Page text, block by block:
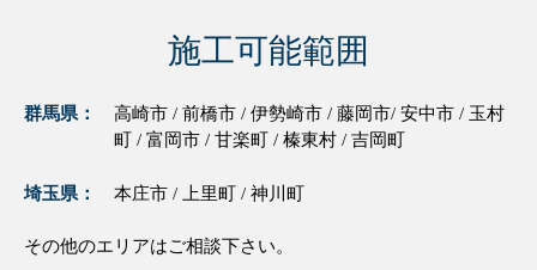
施工可能範囲
群馬県：
高崎市 / 前橋市 / 伊勢崎市 / 藤岡市/ 安中市 / 玉村
町 / 富岡市 / 甘楽町 / 榛東村 / 吉岡町
埼玉県： 本庄市 / 上里町 / 神川町
その他のエリアはご相談下さい。